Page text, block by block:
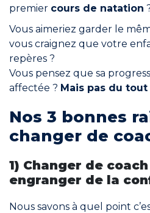
Shop
premier cours de natation
Vous aimeriez garder le
vous craignez que votre
repères ?
Vous pensez que sa
affectée ? Mais pas du tout
Nos 3 bonnes
changer de
1) Changer de
engranger de la
Nous savons à quel point